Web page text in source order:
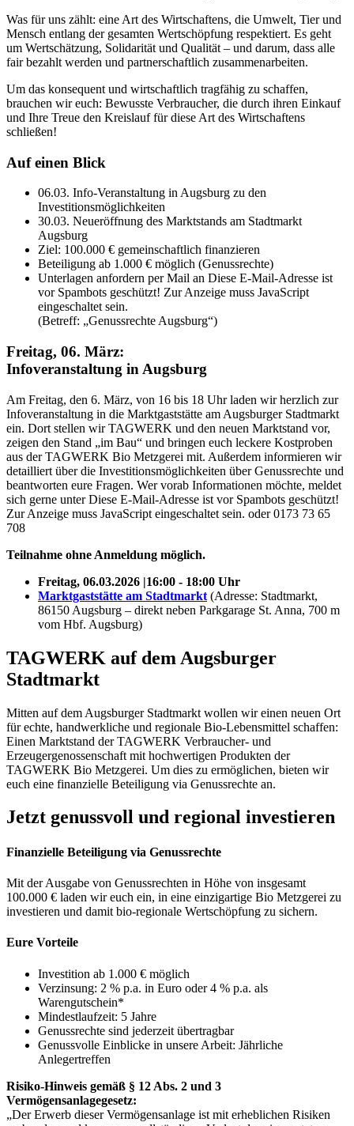
Was für uns zählt: eine Art des Wirtschaftens, die Umwelt, Tier und
Mensch entlang der gesamten Wertschöpfung respektiert. Es geht
um Wertschätzung, Solidarität und Qualität – und darum, dass alle
fair bezahlt werden und partnerschaftlich zusammenarbeiten.
Um das konsequent und wirtschaftlich tragfähig zu schaffen,
brauchen wir euch: Bewusste Verbraucher, die durch ihren Einkauf
und Ihre Treue den Kreislauf für diese Art des Wirtschaftens
schließen!
Auf einen Blick
06.03. Info-Veranstaltung in Augsburg zu den
Investitionsmöglichkeiten
30.03. Neueröffnung des Marktstands am Stadtmarkt
Augsburg
Ziel: 100.000 € gemeinschaftlich finanzieren
Beteiligung ab 1.000 € möglich (Genussrechte)
Unterlagen anfordern per Mail an Diese E-Mail-Adresse ist
vor Spambots geschützt! Zur Anzeige muss JavaScript
eingeschaltet sein.
(Betreff: „Genussrechte Augsburg“)
Freitag, 06. März:
Infoveranstaltung in Augsburg
Am Freitag, den 6. März, von 16 bis 18 Uhr laden wir herzlich zur
Infoveranstaltung in die Marktgaststätte am Augsburger Stadtmarkt
ein. Dort stellen wir TAGWERK und den neuen Marktstand vor,
zeigen den Stand „im Bau“ und bringen euch leckere Kostproben
aus der TAGWERK Bio Metzgerei mit. Außerdem informieren wir
detailliert über die Investitionsmöglichkeiten über Genussrechte und
beantworten eure Fragen. Wer vorab Informationen möchte, meldet
sich gerne unterDiese E-Mail-Adresse ist vor Spambots geschützt!
Zur Anzeige muss JavaScript eingeschaltet sein. oder 0173 73 65
708
Teilnahme ohne Anmeldung möglich.
Freitag, 06.03.2026 |16:00 - 18:00 Uhr
Marktgaststätte am Stadtmarkt (Adresse: Stadtmarkt,
86150 Augsburg – direkt neben Parkgarage St. Anna, 700 m
vom Hbf. Augsburg)
TAGWERK auf dem Augsburger
Stadtmarkt
Mitten auf dem Augsburger Stadtmarkt wollen wir einen neuen Ort
für echte, handwerkliche und regionale Bio-Lebensmittel schaffen:
Einen Marktstand der TAGWERK Verbraucher- und
Erzeugergenossenschaft mit hochwertigen Produkten der
TAGWERK Bio Metzgerei. Um dies zu ermöglichen, bieten wir
euch eine finanzielle Beteiligung via Genussrechte an.
Jetzt genussvoll und regional investieren
Finanzielle Beteiligung via Genussrechte
Mit der Ausgabe von Genussrechten in Höhe von insgesamt
100.000 € laden wir euch ein, in eine einzigartige Bio Metzgerei zu
investieren und damit bio-regionale Wertschöpfung zu sichern.
Eure Vorteile
Investition ab 1.000 € möglich
Verzinsung: 2 % p.a. in Euro oder 4 % p.a. als
Warengutschein*
Mindestlaufzeit: 5 Jahre
Genussrechte sind jederzeit übertragbar
Genussvolle Einblicke in unsere Arbeit: Jährliche
Anlegertreffen
Risiko-Hinweis gemäß § 12 Abs. 2 und 3
Vermögensanlagegesetz:
„Der Erwerb dieser Vermögensanlage ist mit erheblichen Risiken